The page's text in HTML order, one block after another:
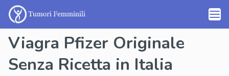
Viagra Pfizer Originale
Senza Ricetta in Italia